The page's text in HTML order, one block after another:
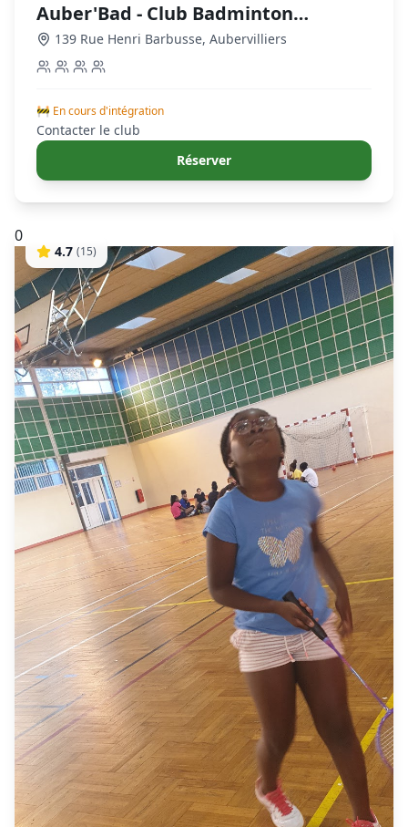
Auber'Bad - Club Badminton
Aubervilliers
139 Rue Henri Barbusse, Aubervilliers
🚧 En cours d'intégration
Contacter le club
Réserver
0
4.7 (15)